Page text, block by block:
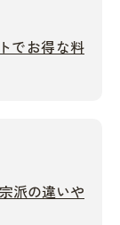
でお得な料
派の違いや